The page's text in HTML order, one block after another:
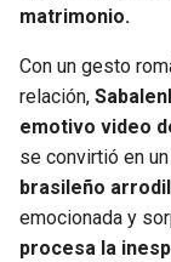
matrimonio.
Con un gesto
relación,
emotivo video
se convirtió en
brasileño
emocionada y
procesa la